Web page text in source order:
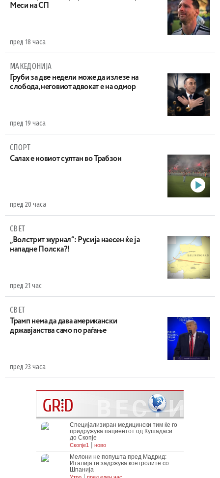
Меси на СП
пред 18 часа
МАКЕДОНИЈА
Груби за две недели може да излезе на
слобода, неговиот адвокат е на одмор
пред 19 часа
СПОРТ
Салах е новиот султан во Трабзон
пред 20 часа
СВЕТ
„Волстрит журнал“: Русија наесен ќе ја
нападне Полска?!
пред 21 час
СВЕТ
Трамп нема да дава американски
државјанства само по раѓање
пред 23 часа